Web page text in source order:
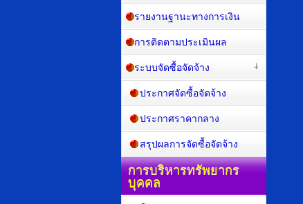
รายงานฐานะทางการเงิน
การติดตามประเมินผล
ระบบจัดซื้อจัดจ้าง
ประกาศจัดซื้อจัดจ้าง
ประกาศราคากลาง
สรุปผลการจัดซื้อจัดจ้าง
การบริหารทรัพยากร
บุคคล